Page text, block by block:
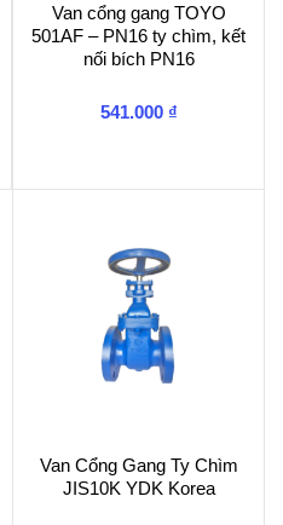
Van cổng gang TOYO
501AF – PN16 ty chìm, kết
nối bích PN16
541.000 ₫
Van Cổng Gang Ty Chìm
JIS10K YDK Korea